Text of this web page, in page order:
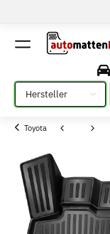
Bitte auswählen
Toyota